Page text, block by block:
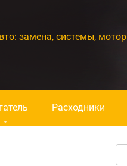
замена, системы, мотор
Расходники